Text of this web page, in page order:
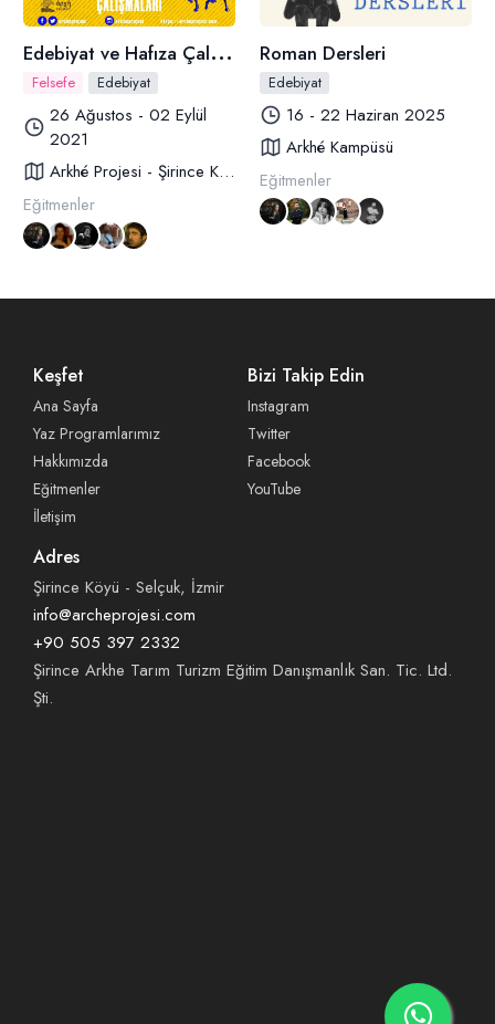
E
debiyat ve Hafıza Çalışmaları
Felsefe Edebiyat
26 Ağustos - 02 Eylül
2021
Arkhé Projesi - Şirince Köyü
Eğitmenler
Roman Dersleri
Edebiyat
16 - 22 Haziran 2025
Arkhé Kampüsü
Eğitmenler
Keşfet
Ana Sayfa
Yaz Programlarımız
Hakkımızda
Eğitmenler
İletişim
Bizi Takip Edin
Instagram
Twitter
Facebook
YouTube
Adres
Şirince Köyü - Selçuk, İzmir
info@archeprojesi.com
+90 505 397 2332
Şirince Arkhe Tarım Turizm Eğitim Danışmanlık San. Tic. Ltd.
Şti.